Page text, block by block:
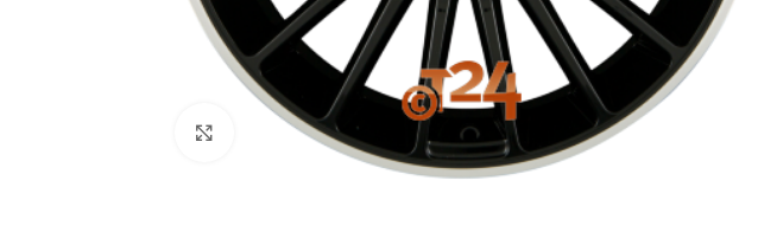
Zum Vergrößern klicken